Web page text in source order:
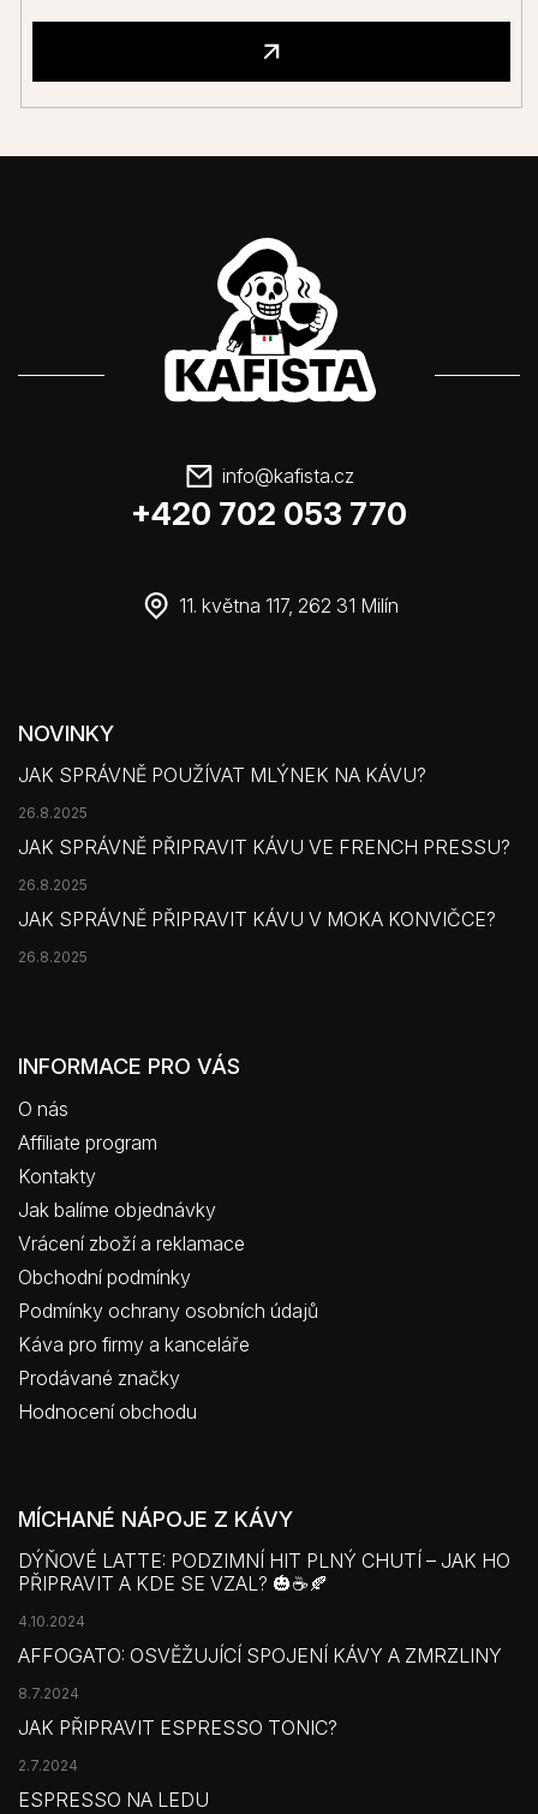
info@kafista.cz
+420 702 053 770
11. května 117, 262 31 Milín
NOVINKY
JAK SPRÁVNĚ POUŽÍVAT MLÝNEK NA KÁVU?
26.8.2025
JAK SPRÁVNĚ PŘIPRAVIT KÁVU VE FRENCH PRESSU?
26.8.2025
JAK SPRÁVNĚ PŘIPRAVIT KÁVU V MOKA KONVIČCE?
26.8.2025
INFORMACE PRO VÁS
O nás
Affiliate program
Kontakty
Jak balíme objednávky
Vrácení zboží a reklamace
Obchodní podmínky
Podmínky ochrany osobních údajů
Káva pro firmy a kanceláře
Prodávané značky
Hodnocení obchodu
MÍCHANÉ NÁPOJE Z KÁVY
DÝŇOVÉ LATTE: PODZIMNÍ HIT PLNÝ CHUTÍ – JAK HO
PŘIPRAVIT A KDE SE VZAL? 🎃☕🍂
4.10.2024
AFFOGATO: OSVĚŽUJÍCÍ SPOJENÍ KÁVY A ZMRZLINY
8.7.2024
JAK PŘIPRAVIT ESPRESSO TONIC?
2.7.2024
ESPRESSO NA LEDU